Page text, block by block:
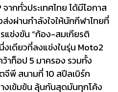
ากทั่วประเทศไทย ได้มีโอกาส
งผ่านกำลังใจให้นักกีฬาไทยที่
แข่งขัน “ก้อง-สมเกียรติ
เดียวที่ลงแข่งในรุ่น Moto2
าท็อป 5 มาครอง รวมทั้ง
พี สนามที่ 10 สปีลเบิร์ก
งเข้มข้น ลุ้นกันสุดมันทุกโค้ง